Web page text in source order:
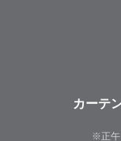
カーテ
※正午